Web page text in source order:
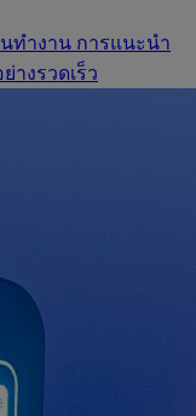
ทำงาน การแนะนำ
างรวดเร็ว